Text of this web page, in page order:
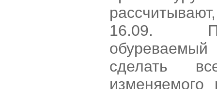
16.09.
сделать
изменяемого